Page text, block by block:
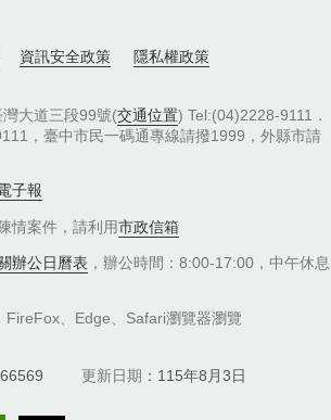
資訊安全政策 隱私權政策
大道三段99號(交通位置) Tel:(04)2228-9111．
，臺中市民一碼通專線請撥1999，外縣市請
子報
情案件，請利用市政信箱
辦公日曆表 ，辦公時間：8:00-17:00，中午休息
FireFox、Edge、Safari瀏覽器瀏覽
更新日期 115年8月3日